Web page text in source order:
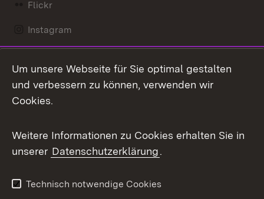
Flickr
Instagram
Mastodon
Messenger
Social Wall
X / Twitter
Youtube
Um unsere Webseite für Sie optimal gestalten
und verbessern zu können, verwenden wir
Cookies.
Weitere Informationen zu Cookies erhalten Sie in
unserer Datenschutzerklärung.
Technisch notwendige Cookies